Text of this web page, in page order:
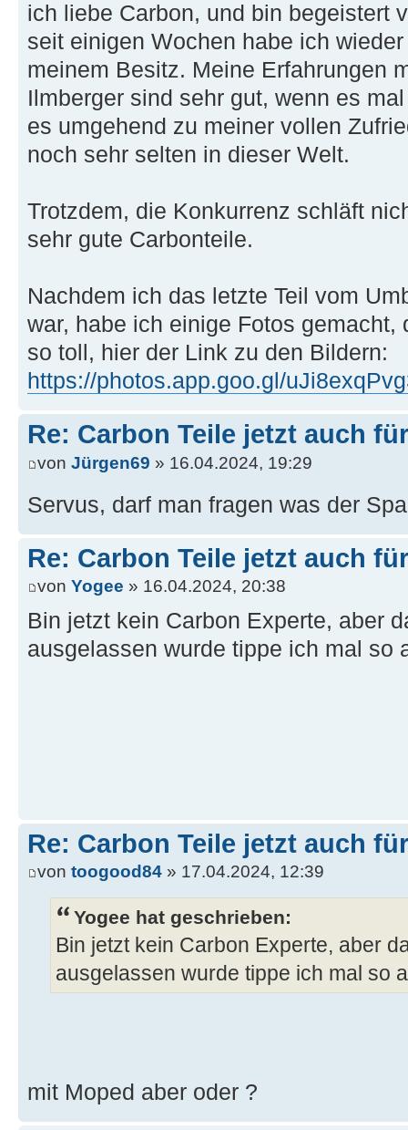
ich liebe Carbon, und bin begeistert
seit einigen Wochen habe ich
meinem Besitz. Meine Erfahrungen
Ilmberger sind sehr gut, wenn es
es umgehend zu meiner vollen
noch sehr selten in dieser Welt.
Trotzdem, die Konkurrenz schläft
sehr gute Carbonteile.
Nachdem ich das letzte Teil vom
war, habe ich einige Fotos
so toll, hier der Link zu den Bildern:
https://photos.app.goo.gl/
Re: Carbon Teile jetzt auch
von Jürgen69 » 16.04.2024, 19:29
Servus, darf man fragen was der
Re: Carbon Teile jetzt auch
von Yogee » 16.04.2024, 20:38
Bin jetzt kein Carbon Experte, aber
ausgelassen wurde tippe ich mal
Re: Carbon Teile jetzt auch
von toogood84 » 17.04.2024, 12:39
Yogee hat geschrieben:
Bin jetzt kein Carbon Experte, aber
ausgelassen wurde tippe ich mal so
mit Moped aber oder ?